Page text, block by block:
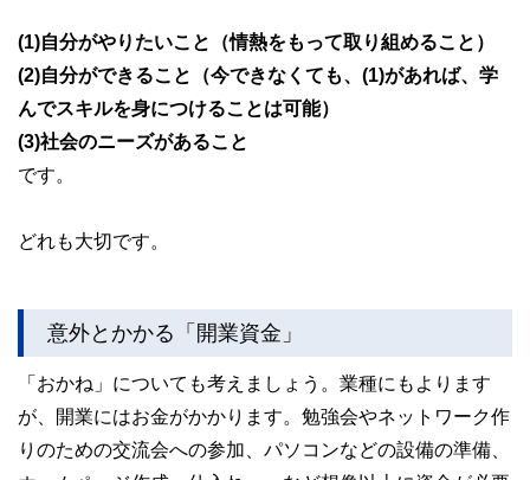
(1)自分がやりたいこと（情熱をもって取り組めること）
(2)自分ができること（今できなくても、(1)があれば、学
んでスキルを身につけることは可能）
(3)社会のニーズがあること
です。
どれも大切です。
意外とかかる「開業資金」
「おかね」についても考えましょう。業種にもよります
が、開業にはお金がかかります。勉強会やネットワーク作
りのための交流会への参加、パソコンなどの設備の準備、